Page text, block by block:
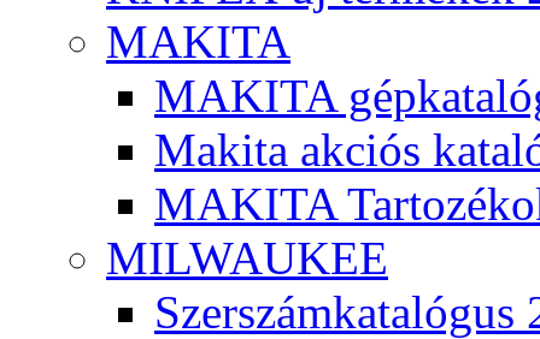
MAKITA
MAKITA
Makita akciós
MAKITA
MILWAUKEE
Szerszámkatalógus